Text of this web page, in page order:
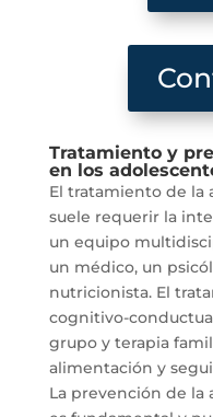
Tratamiento y
en los
El tratamiento de la
suele requerir la
un equipo
un médico, un
nutricionista. El
cognitivo-
grupo y terapia
alimentación y
La prevención de la